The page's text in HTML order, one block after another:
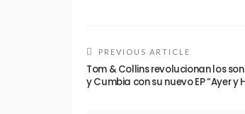
PREVIOUS ARTICLE
Tom & Collins revolucionan los
y Cumbia con su nuevo EP “Ayer y